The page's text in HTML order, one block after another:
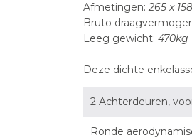
Afmetingen: 265 x
Bruto
Leeg gewicht: 470kg
Deze dichte
2 Achterdeuren,
Ronde